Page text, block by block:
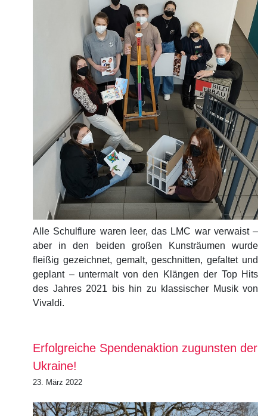
Alle Schulflure waren leer, das LMC war verwaist –
aber in den beiden großen Kunsträumen wurde
fleißig gezeichnet, gemalt, geschnitten, gefaltet und
geplant – untermalt von den Klängen der Top Hits
des Jahres 2021 bis hin zu klassischer Musik von
Vivaldi.
Erfolgreiche Spendenaktion zugunsten der
Ukraine!
23. März 2022